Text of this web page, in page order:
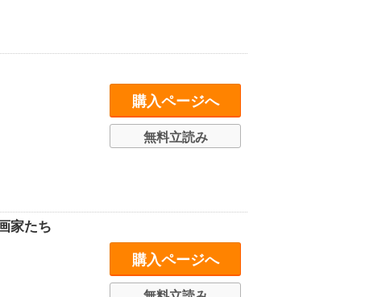
購入ページへ
無料立読み
家たち
購入ページへ